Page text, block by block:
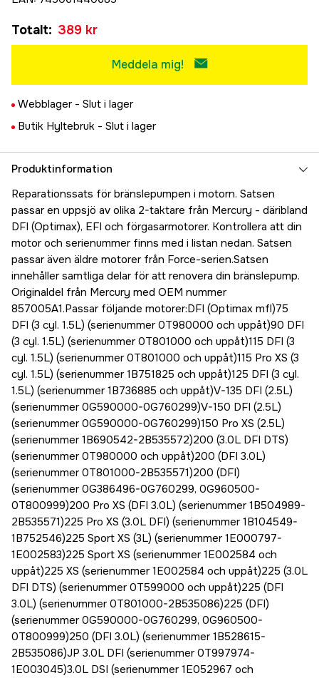
Totalt: 389 kr
Meddela mig!
Webblager - Slut i lager
Butik Hyltebruk - Slut i lager
Produktinformation
Reparationssats för bränslepumpen i motorn. Satsen
passar en uppsjö av olika 2-taktare från Mercury - däribland
DFI (Optimax), EFI och förgasarmotorer. Kontrollera att din
motor och serienummer finns med i listan nedan. Satsen
passar även äldre motorer från Force-serien.Satsen
innehåller samtliga delar för att renovera din bränslepump.
Originaldel från Mercury med OEM nummer
857005A1.Passar följande motorer:DFI (Optimax mfl)75
DFI (3 cyl. 1.5L) (serienummer 0T980000 och uppåt)90 DFI
(3 cyl. 1.5L) (serienummer 0T801000 och uppåt)115 DFI (3
cyl. 1.5L) (serienummer 0T801000 och uppåt)115 Pro XS (3
cyl. 1.5L) (serienummer 1B751825 och uppåt)125 DFI (3 cyl.
1.5L) (serienummer 1B736885 och uppåt)V-135 DFI (2.5L)
(serienummer 0G590000-0G760299)V-150 DFI (2.5L)
(serienummer 0G590000-0G760299)150 Pro XS (2.5L)
(serienummer 1B690542-2B535572)200 (3.0L DFI DTS)
(serienummer 0T980000 och uppåt)200 (DFI 3.0L)
(serienummer 0T801000-2B535571)200 (DFI)
(serienummer 0G386496-0G760299, 0G960500-
0T800999)200 Pro XS (DFI 3.0L) (serienummer 1B504989-
2B535571)225 Pro XS (3.0L DFI) (serienummer 1B104549-
1B752546)225 Sport XS (3L) (serienummer 1E000797-
1E002583)225 Sport XS (serienummer 1E002584 och
uppåt)225 XS (serienummer 1E002584 och uppåt)225 (3.0L
DFI DTS) (serienummer 0T599000 och uppåt)225 (DFI
3.0L) (serienummer 0T801000-2B535086)225 (DFI)
(serienummer 0G590000-0G760299, 0G960500-
0T800999)250 (DFI 3.0L) (serienummer 1B528615-
2B535086)JP 3.0L DFI (serienummer 0T997974-
1E003045)3.0L DSI (serienummer 1E052967 och